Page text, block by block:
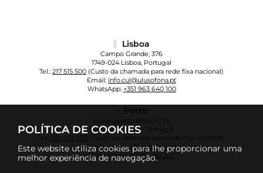
POLÍTICA DE COOKIES
Este website utiliza cookies para lhe proporcionar uma
melhor experiência de navegação.
Lisboa
Campo Grande, 376
1749-024 Lisboa, Portugal
Tel.: 217 515 500 (Custo da chamada para rede fixa nacional)
Email: info.cul@ulusofona.pt
WhatsApp: +351 963 640 100
Porto
Rua Augusto Rosa, nº 24
4000-098 Porto - Portugal
222 073 230
(Custo da chamada para rede fixa nacional)
Email:info.cup@ulusofona.pt
WhatsApp:+351 961 135 355